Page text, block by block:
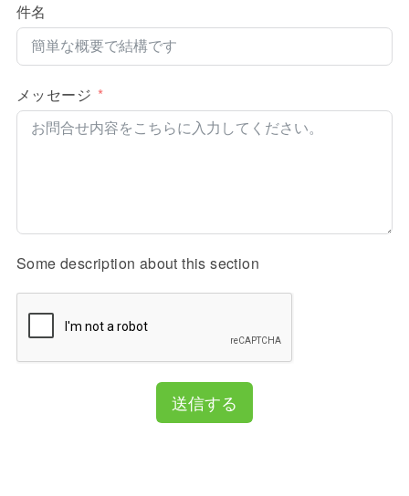
件名
メッセージ
Some description about this section
送信する